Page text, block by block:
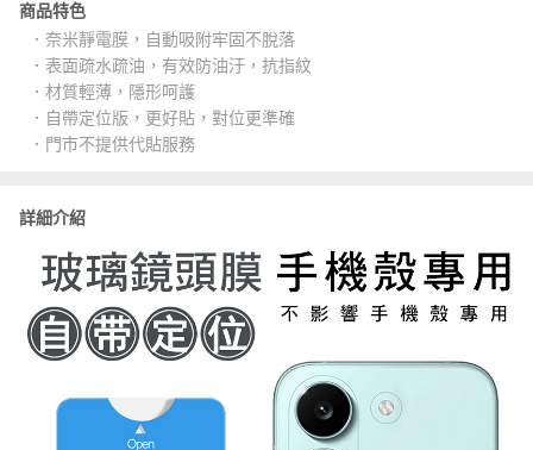
商品特色
．奈米靜電膜，自動吸附牢固不脫落
．表面疏水疏油，有效防油汙，抗指紋
．材質輕薄，隱形呵護
．自帶定位版，更好貼，對位更準確
．門市不提供代貼服務
詳細介紹